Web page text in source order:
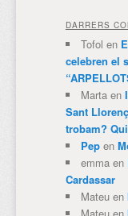
DARRERS
Tofol en
celebren el
Martaen
Sant
trobam?
Pepen
emmaen
Cardassar
Mateuen